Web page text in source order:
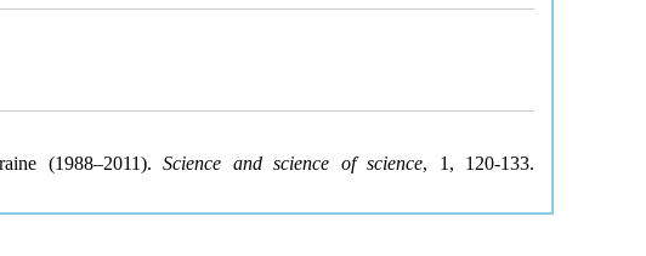
(1988–2011).Science and science of science, 1, 120-133.